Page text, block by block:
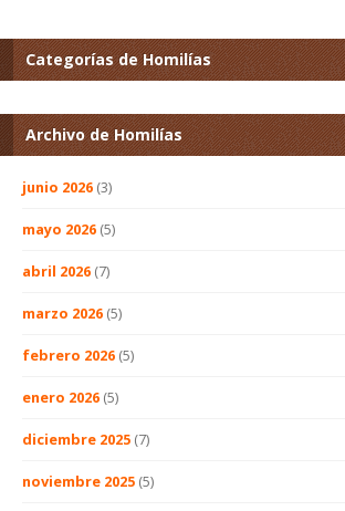
Categorías de Homilías
Archivo de Homilías
junio 2026 (3)
mayo 2026 (5)
abril 2026 (7)
marzo 2026 (5)
febrero 2026 (5)
enero 2026 (5)
diciembre 2025 (7)
noviembre 2025 (5)